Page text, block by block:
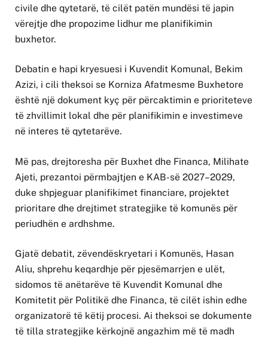
civile dhe qytetarë, të cilët patën mundësi të japin
vërejtje dhe propozime lidhur me planifikimin
buxhetor.
Debatin e hapi kryesuesi i Kuvendit Komunal, Bekim
Azizi, i cili theksoi se Korniza Afatmesme Buxhetore
është një dokument kyç për përcaktimin e prioriteteve
të zhvillimit lokal dhe për planifikimin e investimeve
në interes të qytetarëve.
Më pas, drejtoresha për Buxhet dhe Financa, Milihate
Ajeti, prezantoi përmbajtjen e KAB-së 2027–2029,
duke shpjeguar planifikimet financiare, projektet
prioritare dhe drejtimet strategjike të komunës për
periudhën e ardhshme.
Gjatë debatit, zëvendëskryetari i Komunës, Hasan
Aliu, shprehu keqardhje për pjesëmarrjen e ulët,
sidomos të anëtarëve të Kuvendit Komunal dhe
Komitetit për Politikë dhe Financa, të cilët ishin edhe
organizatorë të këtij procesi. Ai theksoi se dokumente
të tilla strategjike kërkojnë angazhim më të madh